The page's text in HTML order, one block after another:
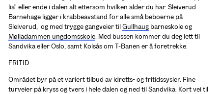
lia" eller ende i dalen alt ettersom hvilken alder du har. Sleiverud
Barnehage ligger i krabbeavstand for alle små beboerne på
Sleiverud,  og med trygge gangveier til Gullhaug
Mølladammen ungdomsskole. Med bussen kommer du deg lett til
Sandvika eller Oslo, samt Kolsås om T-Banen er å foretrekke.
FRITID
Området byr på et variert tilbud av idretts- og fritidssysler. Fine
turveier på kryss og tvers i hele dalen og ned til Sandvika. Kort vei til